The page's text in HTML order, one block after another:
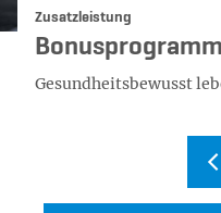
Kategorie:
Zusatzleistung
Bonusprogramm
Gesundheitsbewusst